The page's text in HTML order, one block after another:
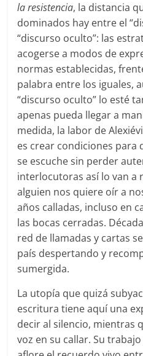
la resistencia, la distancia
dominados hay entre el
“discurso oculto”: las
acogerse a modos de
normas establecidas,
palabra entre los iguales,
“discurso oculto” lo esté
apenas pueda llegar a
medida, la labor de
es crear condiciones para
se escuche sin perder
interlocutoras así lo van a
alguien nos quiere oír a
años calladas, incluso en
las bocas cerradas.
red de llamadas y cartas
país despertando y
sumergida.
La utopía que quizá
escritura tiene aquí una
decir al silencio, mientras
voz en su callar. Su